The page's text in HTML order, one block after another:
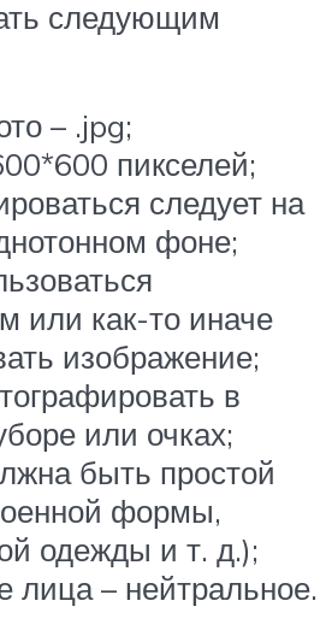
следующим
– .jpg;
пикселей;
следует на
фоне;
или как-то иначе
изображение;
в
или очках;
быть простой
формы,
одежды и т. д.);
лица – нейтральное.